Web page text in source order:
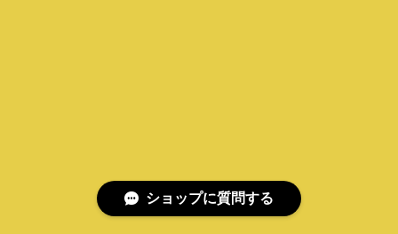
ショップに質問する